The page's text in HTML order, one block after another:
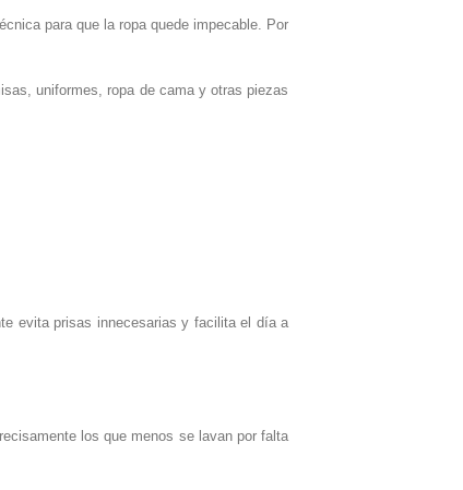
para que la ropa quede impecable. Por
uniformes, ropa de cama y otras piezas
evita prisas innecesarias y facilita el día a
los que menos se lavan por falta